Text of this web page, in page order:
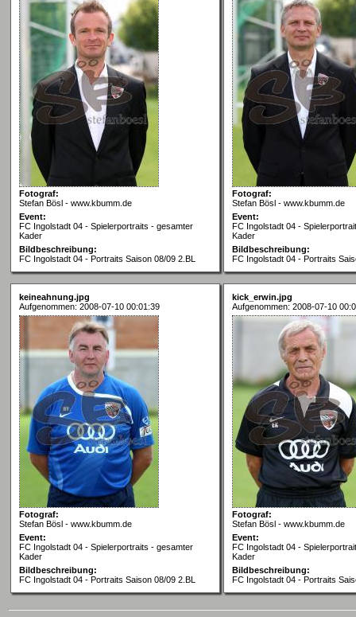
Fotograf:
Stefan Bösl - www.kbumm.de
Event:
FC Ingolstadt 04 - Spielerportraits - gesamter
Kader
Bildbeschreibung:
FC Ingolstadt 04 - Portraits Saison 08/09 2.BL
Fotograf:
Stefan Bösl - www.kbumm.de
Event:
FC Ingolstadt 04 -
Kader
Bildbeschreibung:
FC Ingolstadt 04 - Portraits
keineahnung.jpg
Aufgenommen: 2008-07-10 00:01:39
Fotograf:
Stefan Bösl - www.kbumm.de
Event:
FC Ingolstadt 04 - Spielerportraits - gesamter
Kader
Bildbeschreibung:
FC Ingolstadt 04 - Portraits Saison 08/09 2.BL
kick_erwin.jpg
Aufgenommen: 2008-07-10
Fotograf:
Stefan Bösl - www.kbumm.de
Event:
FC Ingolstadt 04 -
Kader
Bildbeschreibung:
FC Ingolstadt 04 - Portraits